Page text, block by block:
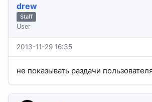
drew
Staff
User
2013-11-29 16:35
не показывать раздачи